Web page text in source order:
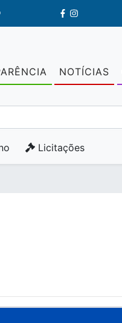
NOTÍCIAS
Licitações